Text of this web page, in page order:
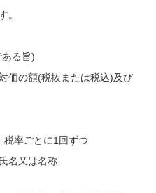
。
る旨)
価の額(税抜または税込)及び
率ごとに1回ずつ
名又は名称